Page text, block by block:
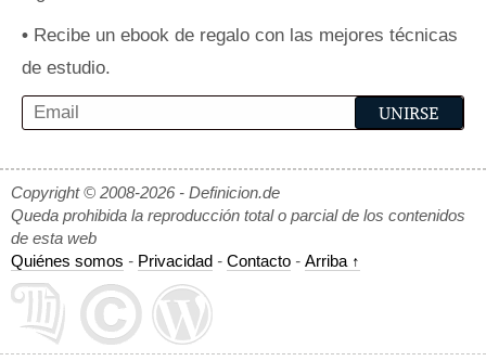
• Recibe un ebook de regalo con las mejores técnicas
de estudio.
Copyright © 2008-2026 - Definicion.de
Queda prohibida la reproducción total o parcial de los contenidos
de esta web
Quiénes somos - Privacidad - Contacto - Arriba ↑